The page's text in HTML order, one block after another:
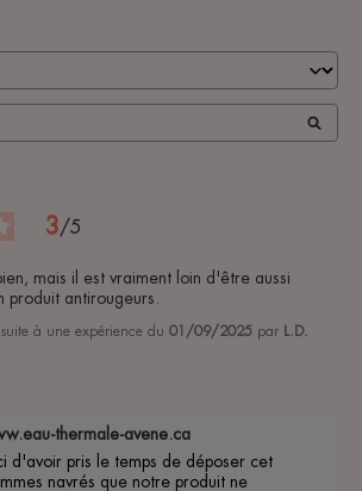
3/5
mais il est vraiment loin d'être aussi
antirougeurs.
, suite à une expérience du 01/09/2025 par L.D.
thermale-avene.ca
d'avoir pris le temps de déposer cet
navrés que notre produit ne